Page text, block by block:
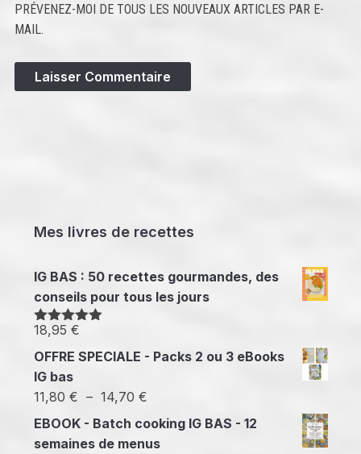
PRÉVENEZ-MOI DE TOUS LES NOUVEAUX ARTICLES PAR E-
MAIL.
Mes livres de recettes
IG BAS : 50 recettes gourmandes, des
conseils pour tous les jours
Note5.00
18,95 €
OFFRE SPECIALE - Packs 2 ou 3 eBooks
IG bas
11,80 € – 14,70 €Plage
de
EBOOK - Batch cooking IG BAS - 12
semaines de menus